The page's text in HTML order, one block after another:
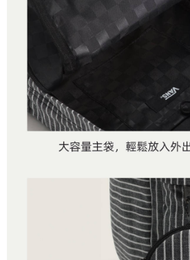
４．使用「AFTEE先享後付」時，將依據個別
時審查核予不同之上限額度；若仍有額度不足
請求用戶進行身份認證。
５．嚴禁一人註冊多個帳號或使用他人資訊註
恩沛科技股份有限公司將有權停止該用戶之使